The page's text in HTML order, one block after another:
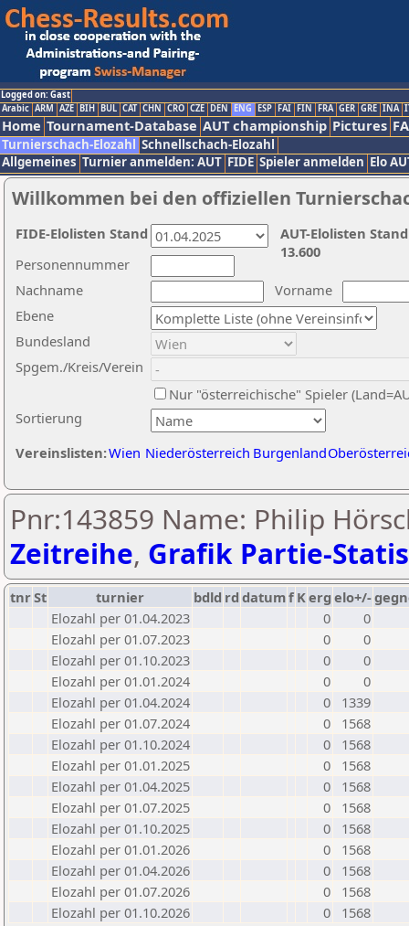
Logged on: Gast
Arabic ARM AZE BIH BUL CAT CHN CRO CZE DEN ENG ESP FAI FIN FRA GER GRE INA
Home Tournament-Database AUT championship Pictures
Turnierschach-Elozahl Schnellschach-Elozahl
Allgemeines Turnier anmelden: AUT FIDE Spieler anmelden Elo
Willkommen bei den offiziellen
Nachname
Vorname
Ebene
Sortierung
Personennummer
Bundesland
Spgem./Kreis/Verein
Nur "österreichische" Spieler
Vereinslisten:Wien Niederösterreich Burgenland
AUT-Elolisten
13.600
FIDE-Elolisten Stand
Pnr:143859 Name: Philip
Zeitreihe, Grafik Partie-
tnrSt turnier bdld rd datumf Kerg elo+/-
Elozahl per 01.04.2023
0
0
Elozahl per 01.07.2023
0
0
Elozahl per 01.10.2023
0
0
Elozahl per 01.01.2024
0
0
Elozahl per 01.04.2024
0
1339
Elozahl per 01.07.2024
0
1568
Elozahl per 01.10.2024
0
1568
Elozahl per 01.01.2025
0
1568
Elozahl per 01.04.2025
0
1568
Elozahl per 01.07.2025
0
1568
Elozahl per 01.10.2025
0
1568
Elozahl per 01.01.2026
0
1568
Elozahl per 01.04.2026
0
1568
Elozahl per 01.07.2026
0
1568
Elozahl per 01.10.2026
0 1568